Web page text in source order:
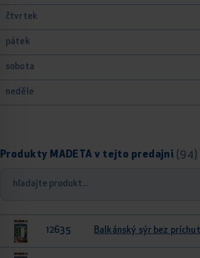
čtvrtek
pátek
sobota
neděle
Produkty MADETA v tejto predajni (94)
12635 Balkánský sýr bez